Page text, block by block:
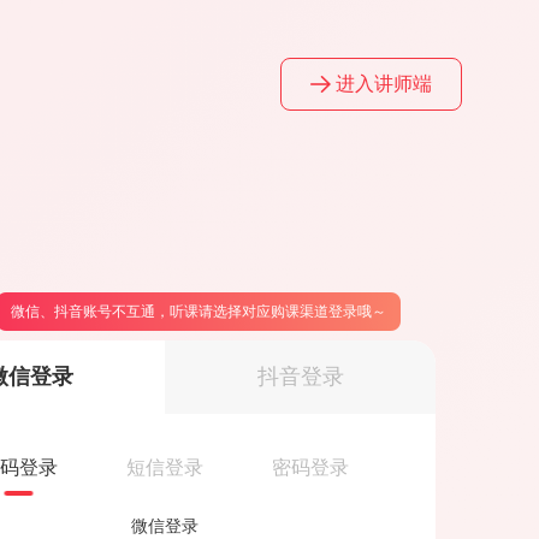
进入讲师端
微信、抖音账号不互通，听课请选择对应购课渠道登录哦～
信登录 抖音登录
登录 短信登录 密码登录